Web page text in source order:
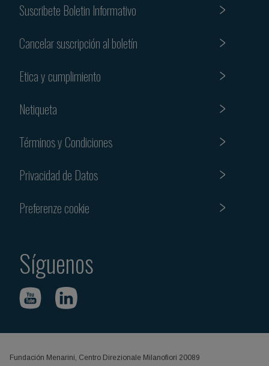
Suscribete Boletin Informativo
Cancelar suscripción al boletín
Etica y cumplimiento
Netiqueta
Términos y Condiciones
Privacidad de Datos
Preferenze cookie
Síguenos
Fundación Menarini, Centro Direzionale Milanofiori 20089